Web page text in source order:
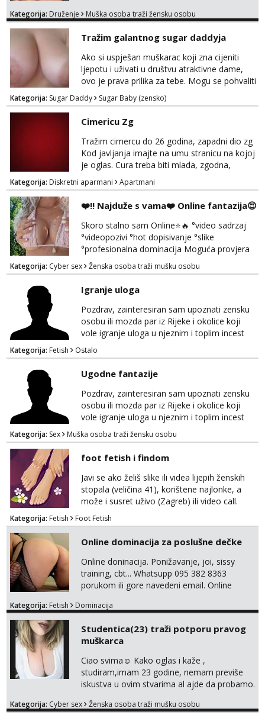
dobra zabava uz naknadu, trazim neku koja
negdje u mrak, prije seksa dobijes odmah na
ruke, molim samo ozbiljne da se javljaju one
koje se pale na seks po mracnim parkinzima,
sumarcima itd be...
Kategorija: Druženje Muška osoba traži žensku osobu
Tražim galantnog sugar daddyja
Ako si uspješan muškarac koji zna cijeniti
ljepotu i uživati u društvu atraktivne dame,
ovo je prava prilika za tebe. Mogu se pohvaliti
prekrasnim licem, dugom, njegovanom
kosom i fit figurom. Moje grudi su broj 4,a
guza je, bez lažne skromnosti, prava top
forma. Diskretno i opušteno druženje je moj
stil, bez dugačkih dopisivanja, putovanja ili
javnih pojavljivanja. Što nudim: - atraktivno i
ugo...
Kategorija: Sugar Daddy Sugar Baby (zensko)
Cimericu Zg
Tražim cimercu do 26 godina, zapadni dio zg
Kod javljanja imajte na umu stranicu na kojoj
je oglas. Cura treba biti mlada, zgodna,
uredna, bez poroka.
Kategorija: Diskretni aparmani Apartmani
❤️‼️ Najduže s vama❤️ Online fantazija😍
Skoro stalno sam Online⭐🔥 °video sadrzaj
°videopozivi °hot dopisivanje °slike
°profesionalna dominacija Moguća provjera
videopozivom, no ako se nakon toga ne
javite, vise vam ju ne radim 😉 100% prava i
diskretna. Probaj me jednom, nećeš moći bez
mene 😜😇 Nemojte me pitati za uzivo, jer to
ne radim. 0998785600 javljanje isključivo
porukom na WhatsApp🩷
Kategorija: Cyber sex Ženska osoba traži mušku osobu
Igranje uloga
Pozdrav, zainteresiran sam upoznati zensku
osobu ili mozda par iz Rijeke i okolice koji
vole igranje uloga u njeznim i toplim incest
pricama, izgled nebitan, bitno je da znas sto
zelis i da se volis zabavljati. Javitese na mail,
viber, wapp ili zovite. Samo ozbiljni, hvala
Kategorija: Fetish Ostalo
Ugodne fantazije
Pozdrav, zainteresiran sam upoznati zensku
osobu ili mozda par iz Rijeke i okolice koji
vole igranje uloga u njeznim i toplim incest
pricama, izgled nebitan, bitno je da znas sto
zelis i da se volis zabavljati. Javitese na mail,
viber, wapp ili zovite. Samo ozbiljni, hvala
Kategorija: Sex Muška osoba traži žensku osobu
foot fetish i findom
Javi se ako želiš slike ili videa lijepih ženskih
stopala (veličina 41), korištene najlonke, a
može i susret uživo (Zagreb) ili video call.
Mlada sam, lijepa i obrazovana te spremna za
dogovore i ispunjavanje želja. Molim samo
ozbiljni, spremni na dugoročnu suradnju i koji
mogu adekvatno platiti ono što nudim. :)
Također me zanima i findom Javite se sa
svojim željama i ponudama.
Kategorija: Fetish Foot Fetish
Online dominacija za poslušne dečke
Online doninacija. Ponižavanje, joi, sissy
training, cbt... Whatsupp 095 382 8363
porukom ili gore navedeni email. Online
uživo nakon mjesečnog druženja . Čekam te
znali reći da im netko šalje moje fotke/videa
ili ima slične oglase s mojim slikama. Moj
oglas za dominaciju je isključvo ov...
Kategorija: Fetish Dominacija
Studentica(23) traži potporu pravog
muškarca
Ciao svima☺️ Kako oglas i kaže ,
studiram,imam 23 godine, nemam previše
iskustva u ovim stvarima al ajde da probamo.
poslije kada se bolje znamo i videopoziv i
Kategorija: Cyber sex Ženska osoba traži mušku osobu